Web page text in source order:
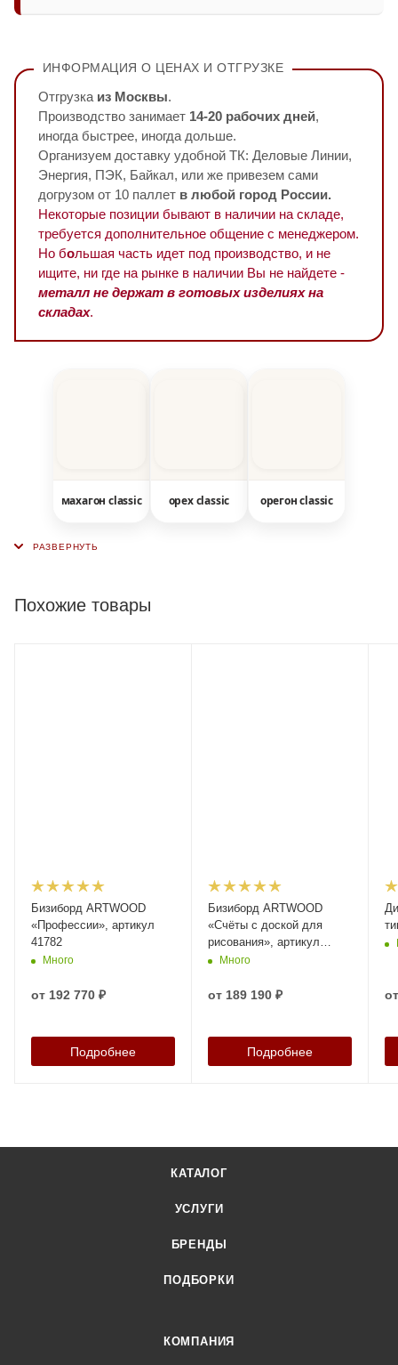
ИНФОРМАЦИЯ О ЦЕНАХ И ОТГРУЗКЕ
Отгрузка из Москвы.
Производство занимает 14-20 рабочих дней,
иногда быстрее, иногда дольше.
Организуем доставку удобной ТК: Деловые Линии,
Энергия, ПЭК, Байкал, или же привезем сами
догрузом от 10 паллет в любой город России.
Некоторые позиции бывают в наличии на складе,
требуется дополнительное общение с менеджером.
Но большая часть идет под производство, и не
ищите, ни где на рынке в наличии Вы не найдете -
металл не держат в готовых изделиях на
складах.
махагон classic орех classic орегон classic
Похожие товары
Бизиборд ARTWOOD
«Профессии», артикул
41782
Много
от 192 770 ₽
Подробнее
Бизиборд ARTWOOD
«Счёты с доской для
рисования», артикул
41783
Много
от 189 190 ₽
Подробнее
КАТАЛОГ
УСЛУГИ
БРЕНДЫ
ПОДБОРКИ
КОМПАНИЯ